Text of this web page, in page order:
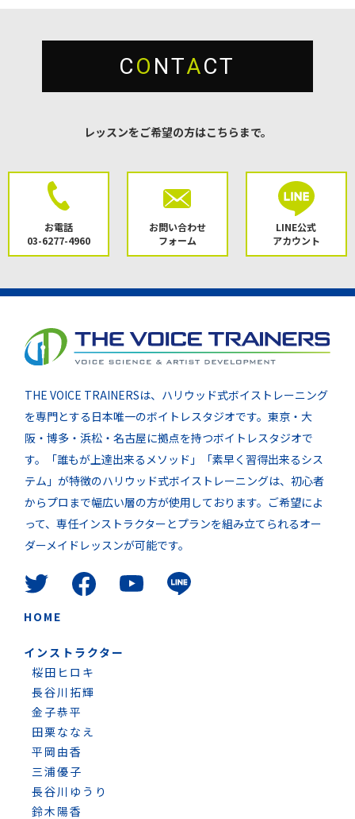
CO NTACT
レッスンをご希望の方はこちらまで。
お電話
03-6277-4960
お問い合わせ
フォーム
LINE公式
アカウント
THE VOICE TRAINERSは、ハリウッド式ボイストレーニング
を専門とする日本唯一のボイトレスタジオです。東京・大
阪・博多・浜松・名古屋に拠点を持つボイトレスタジオで
す。「誰もが上達出来るメソッド」「素早く習得出来るシス
テム」が特徴のハリウッド式ボイストレーニングは、初心者
からプロまで幅広い層の方が使用しております。ご希望によ
って、専任インストラクターとプランを組み立てられるオー
ダーメイドレッスンが可能です。
HOME
インストラクター
桜田ヒロキ
長谷川拓輝
金子恭平
田栗ななえ
平岡由香
三浦優子
長谷川ゆうり
鈴木陽香